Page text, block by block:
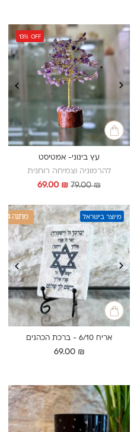
13% OFF
עץ בינוני- אמטיסט
להרמוניה וצמיחה רוחנית
79.00₪
המחיר
היה:
79.00 ₪.
69.00 ₪
המחיר
הוא:
69.00 ₪.
מיוצר בישראל 1+4 מתנה
אריח 6/10 - ברכת הכהנים
69.00 ₪